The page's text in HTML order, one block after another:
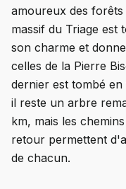
amoureux des forêts
massif du Triage est
son charme et
celles de la Pierre
dernier est tombé
il reste un arbre
km, mais les
retour permettent
de chacun.